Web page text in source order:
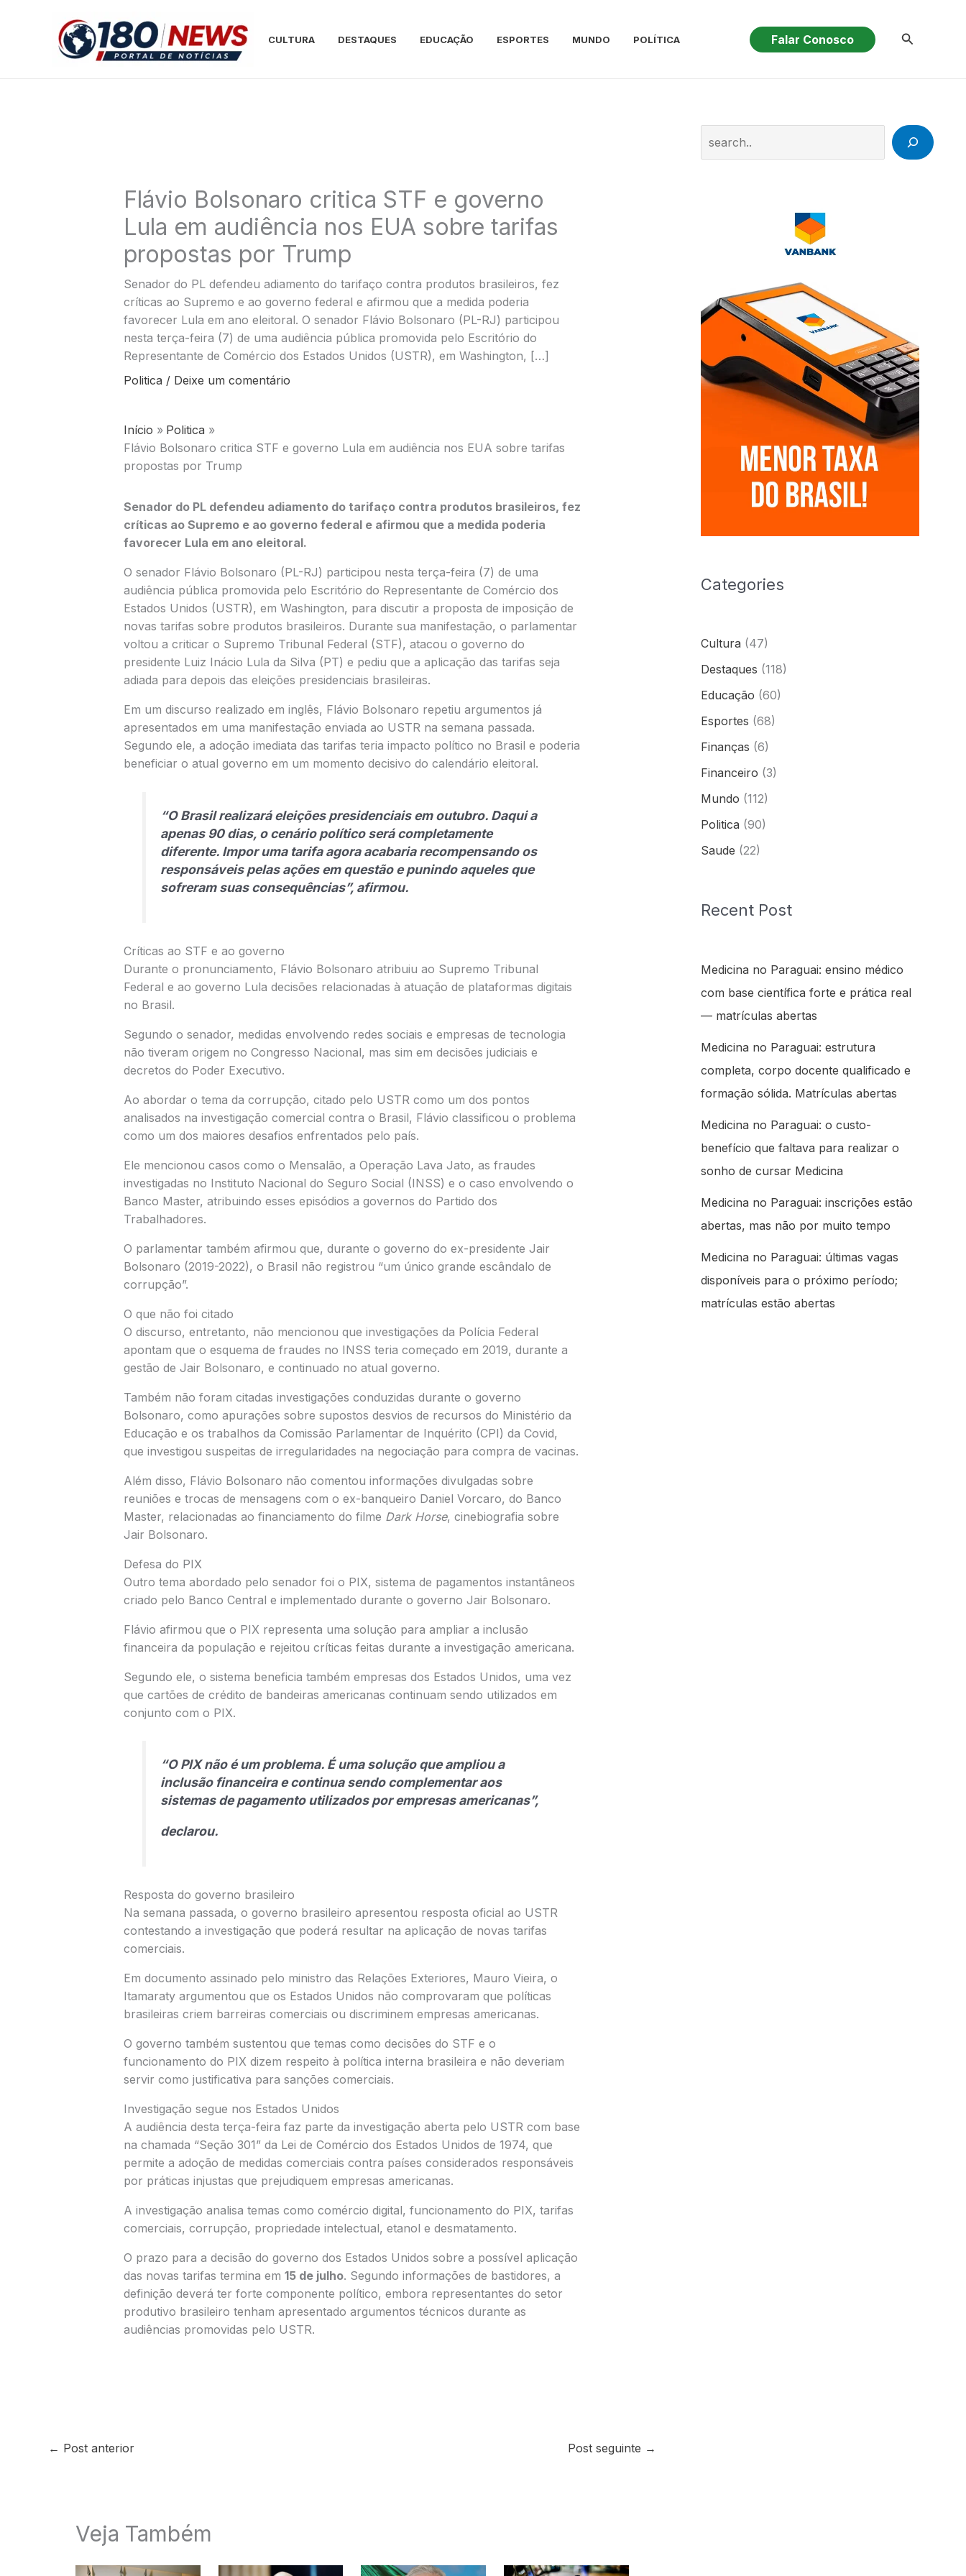
CULTURA DESTAQUES EDUCAÇÃO ESPORTES MUNDO POLÍTICA Falar Conosco Pesquisar
Flávio Bolsonaro critica STF e governo
Lula em audiência nos EUA sobre tarifas
propostas por Trump
Senador do PL defendeu adiamento do tarifaço contra produtos brasileiros, fez
críticas ao Supremo e ao governo federal e afirmou que a medida poderia
favorecer Lula em ano eleitoral. O senador Flávio Bolsonaro (PL-RJ) participou
nesta terça-feira (7) de uma audiência pública promovida pelo Escritório do
Representante de Comércio dos Estados Unidos (USTR), em Washington, […]
Politica / Deixe um comentário
Início
Politica
Flávio Bolsonaro critica STF e governo Lula em audiência nos EUA sobre tarifas
propostas por Trump
Senador do PL defendeu adiamento do tarifaço contra produtos brasileiros, fez
críticas ao Supremo e ao governo federal e afirmou que a medida poderia
favorecer Lula em ano eleitoral.
O senador Flávio Bolsonaro (PL-RJ) participou nesta terça-feira (7) de uma
audiência pública promovida pelo Escritório do Representante de Comércio dos
Estados Unidos (USTR), em Washington, para discutir a proposta de imposição de
novas tarifas sobre produtos brasileiros. Durante sua manifestação, o parlamentar
voltou a criticar o Supremo Tribunal Federal (STF), atacou o governo do
presidente Luiz Inácio Lula da Silva (PT) e pediu que a aplicação das tarifas seja
adiada para depois das eleições presidenciais brasileiras.
Em um discurso realizado em inglês, Flávio Bolsonaro repetiu argumentos já
apresentados em uma manifestação enviada ao USTR na semana passada.
Segundo ele, a adoção imediata das tarifas teria impacto político no Brasil e poderia
beneficiar o atual governo em um momento decisivo do calendário eleitoral.
“O Brasil realizará eleições presidenciais em outubro. Daqui a
apenas 90 dias, o cenário político será completamente
diferente. Impor uma tarifa agora acabaria recompensando os
responsáveis pelas ações em questão e punindo aqueles que
sofreram suas consequências”, afirmou.
Críticas ao STF e ao governo
Durante o pronunciamento, Flávio Bolsonaro atribuiu ao Supremo Tribunal
Federal e ao governo Lula decisões relacionadas à atuação de plataformas digitais
no Brasil.
Segundo o senador, medidas envolvendo redes sociais e empresas de tecnologia
não tiveram origem no Congresso Nacional, mas sim em decisões judiciais e
decretos do Poder Executivo.
Ao abordar o tema da corrupção, citado pelo USTR como um dos pontos
analisados na investigação comercial contra o Brasil, Flávio classificou o problema
como um dos maiores desafios enfrentados pelo país.
Ele mencionou casos como o Mensalão, a Operação Lava Jato, as fraudes
investigadas no Instituto Nacional do Seguro Social (INSS) e o caso envolvendo o
Banco Master, atribuindo esses episódios a governos do Partido dos
Trabalhadores.
O parlamentar também afirmou que, durante o governo do ex-presidente Jair
Bolsonaro (2019-2022), o Brasil não registrou “um único grande escândalo de
corrupção”.
O que não foi citado
O discurso, entretanto, não mencionou que investigações da Polícia Federal
apontam que o esquema de fraudes no INSS teria começado em 2019, durante a
gestão de Jair Bolsonaro, e continuado no atual governo.
Também não foram citadas investigações conduzidas durante o governo
Bolsonaro, como apurações sobre supostos desvios de recursos do Ministério da
Educação e os trabalhos da Comissão Parlamentar de Inquérito (CPI) da Covid,
que investigou suspeitas de irregularidades na negociação para compra de vacinas.
Além disso, Flávio Bolsonaro não comentou informações divulgadas sobre
reuniões e trocas de mensagens com o ex-banqueiro Daniel Vorcaro, do Banco
Master, relacionadas ao financiamento do filme Dark Horse, cinebiografia sobre
Jair Bolsonaro.
Defesa do PIX
Outro tema abordado pelo senador foi o PIX, sistema de pagamentos instantâneos
criado pelo Banco Central e implementado durante o governo Jair Bolsonaro.
Flávio afirmou que o PIX representa uma solução para ampliar a inclusão
financeira da população e rejeitou críticas feitas durante a investigação americana.
Segundo ele, o sistema beneficia também empresas dos Estados Unidos, uma vez
que cartões de crédito de bandeiras americanas continuam sendo utilizados em
conjunto com o PIX.
“O PIX não é um problema. É uma solução que ampliou a
inclusão financeira e continua sendo complementar aos
sistemas de pagamento utilizados por empresas americanas”,
declarou.
Resposta do governo brasileiro
Na semana passada, o governo brasileiro apresentou resposta oficial ao USTR
contestando a investigação que poderá resultar na aplicação de novas tarifas
comerciais.
Em documento assinado pelo ministro das Relações Exteriores, Mauro Vieira, o
Itamaraty argumentou que os Estados Unidos não comprovaram que políticas
brasileiras criem barreiras comerciais ou discriminem empresas americanas.
O governo também sustentou que temas como decisões do STF e o
funcionamento do PIX dizem respeito à política interna brasileira e não deveriam
servir como justificativa para sanções comerciais.
Investigação segue nos Estados Unidos
A audiência desta terça-feira faz parte da investigação aberta pelo USTR com base
na chamada “Seção 301” da Lei de Comércio dos Estados Unidos de 1974, que
permite a adoção de medidas comerciais contra países considerados responsáveis
por práticas injustas que prejudiquem empresas americanas.
A investigação analisa temas como comércio digital, funcionamento do PIX, tarifas
comerciais, corrupção, propriedade intelectual, etanol e desmatamento.
O prazo para a decisão do governo dos Estados Unidos sobre a possível aplicação
das novas tarifas termina em 15 de julho. Segundo informações de bastidores, a
definição deverá ter forte componente político, embora representantes do setor
produtivo brasileiro tenham apresentado argumentos técnicos durante as
audiências promovidas pelo USTR.
← Post anterior Post seguinte →
Veja Também
Categories
Cultura (47)
Destaques (118)
Educação (60)
Esportes (68)
Finanças (6)
Financeiro (3)
Mundo (112)
Politica (90)
Saude (22)
Recent Post
Medicina no Paraguai: ensino médico
com base científica forte e prática real
— matrículas abertas
Medicina no Paraguai: estrutura
completa, corpo docente qualificado e
formação sólida. Matrículas abertas
Medicina no Paraguai: o custo-
benefício que faltava para realizar o
sonho de cursar Medicina
Medicina no Paraguai: inscrições estão
abertas, mas não por muito tempo
Medicina no Paraguai: últimas vagas
disponíveis para o próximo período;
matrículas estão abertas